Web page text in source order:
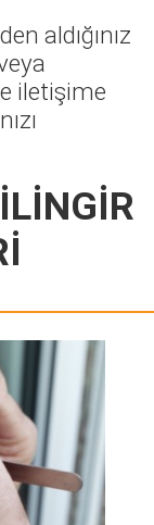
aldığınız
iletişime